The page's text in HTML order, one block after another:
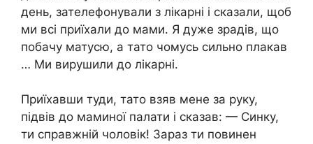
день, зателефонували з лікарні і сказали, щоб
ми всі приїхали до мами. Я дуже зрадів, що
побачу матусю, а тато чомусь сильно плакав
… Ми вирушили до лікарні.
Приїхавши туди, тато взяв мене за руку,
підвів до маминої палати і сказав: — Синку,
ти справжній чоловік! Зараз ти повинен